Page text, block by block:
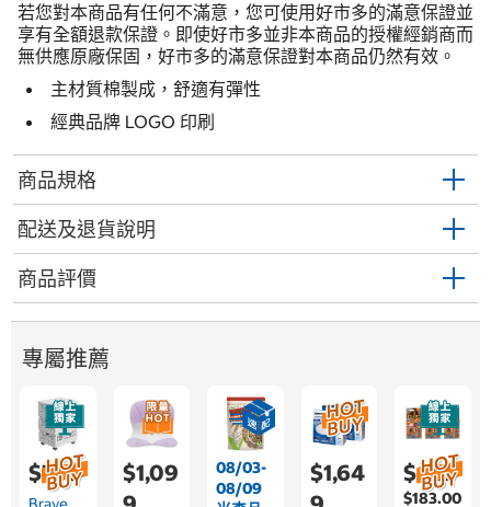
若您對本商品有任何不滿意，您可使用好市多的滿意保證並
享有全額退款保證。即使好市多並非本商品的授權經銷商而
無供應原廠保固，好市多的滿意保證對本商品仍然有效。
主材質棉製成，舒適有彈性
經典品牌 LOGO 印刷
商品規格
配送及退貨說明
商品評價
專屬推薦
$799
$1,09
08/03-
08/09
$1,64
$689
$183.00